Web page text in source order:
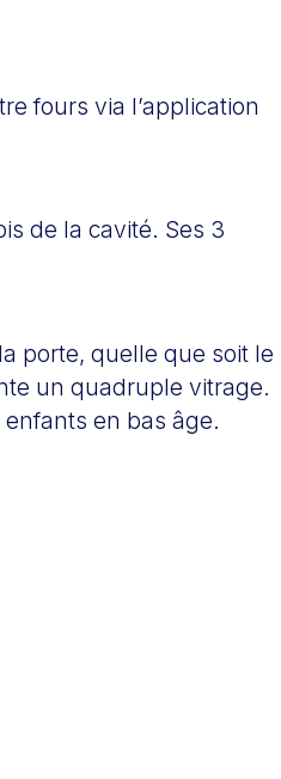
fours via l’application
de la cavité. Ses 3
porte, quelle que soit le
un quadruple vitrage.
enfants en bas âge.